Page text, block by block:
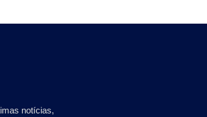
notícias,